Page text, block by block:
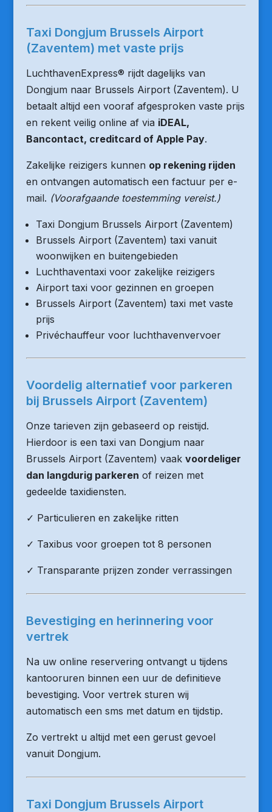
Taxi Dongjum Brussels Airport
(Zaventem) met vaste prijs
LuchthavenExpress® rijdt dagelijks van
Dongjum naar Brussels Airport (Zaventem). U
betaalt altijd een vooraf afgesproken vaste prijs
en rekent veilig online af via iDEAL,
Bancontact, creditcard of Apple Pay.
Zakelijke reizigers kunnen op rekening rijden
en ontvangen automatisch een factuur per e-
mail. (Voorafgaande toestemming vereist.)
Taxi Dongjum Brussels Airport (Zaventem)
Brussels Airport (Zaventem) taxi vanuit
woonwijken en buitengebieden
Luchthaventaxi voor zakelijke reizigers
Airport taxi voor gezinnen en groepen
Brussels Airport (Zaventem) taxi met vaste
prijs
Privéchauffeur voor luchthavenvervoer
Voordelig alternatief voor parkeren
bij Brussels Airport (Zaventem)
Onze tarieven zijn gebaseerd op reistijd.
Hierdoor is een taxi van Dongjum naar
Brussels Airport (Zaventem) vaak voordeliger
dan langdurig parkeren of reizen met
gedeelde taxidiensten.
✓ Particulieren en zakelijke ritten
✓ Taxibus voor groepen tot 8 personen
✓ Transparante prijzen zonder verrassingen
Bevestiging en herinnering voor
vertrek
Na uw online reservering ontvangt u tijdens
kantooruren binnen een uur de definitieve
bevestiging. Voor vertrek sturen wij
automatisch een sms met datum en tijdstip.
Zo vertrekt u altijd met een gerust gevoel
vanuit Dongjum.
Taxi Dongjum Brussels Airport